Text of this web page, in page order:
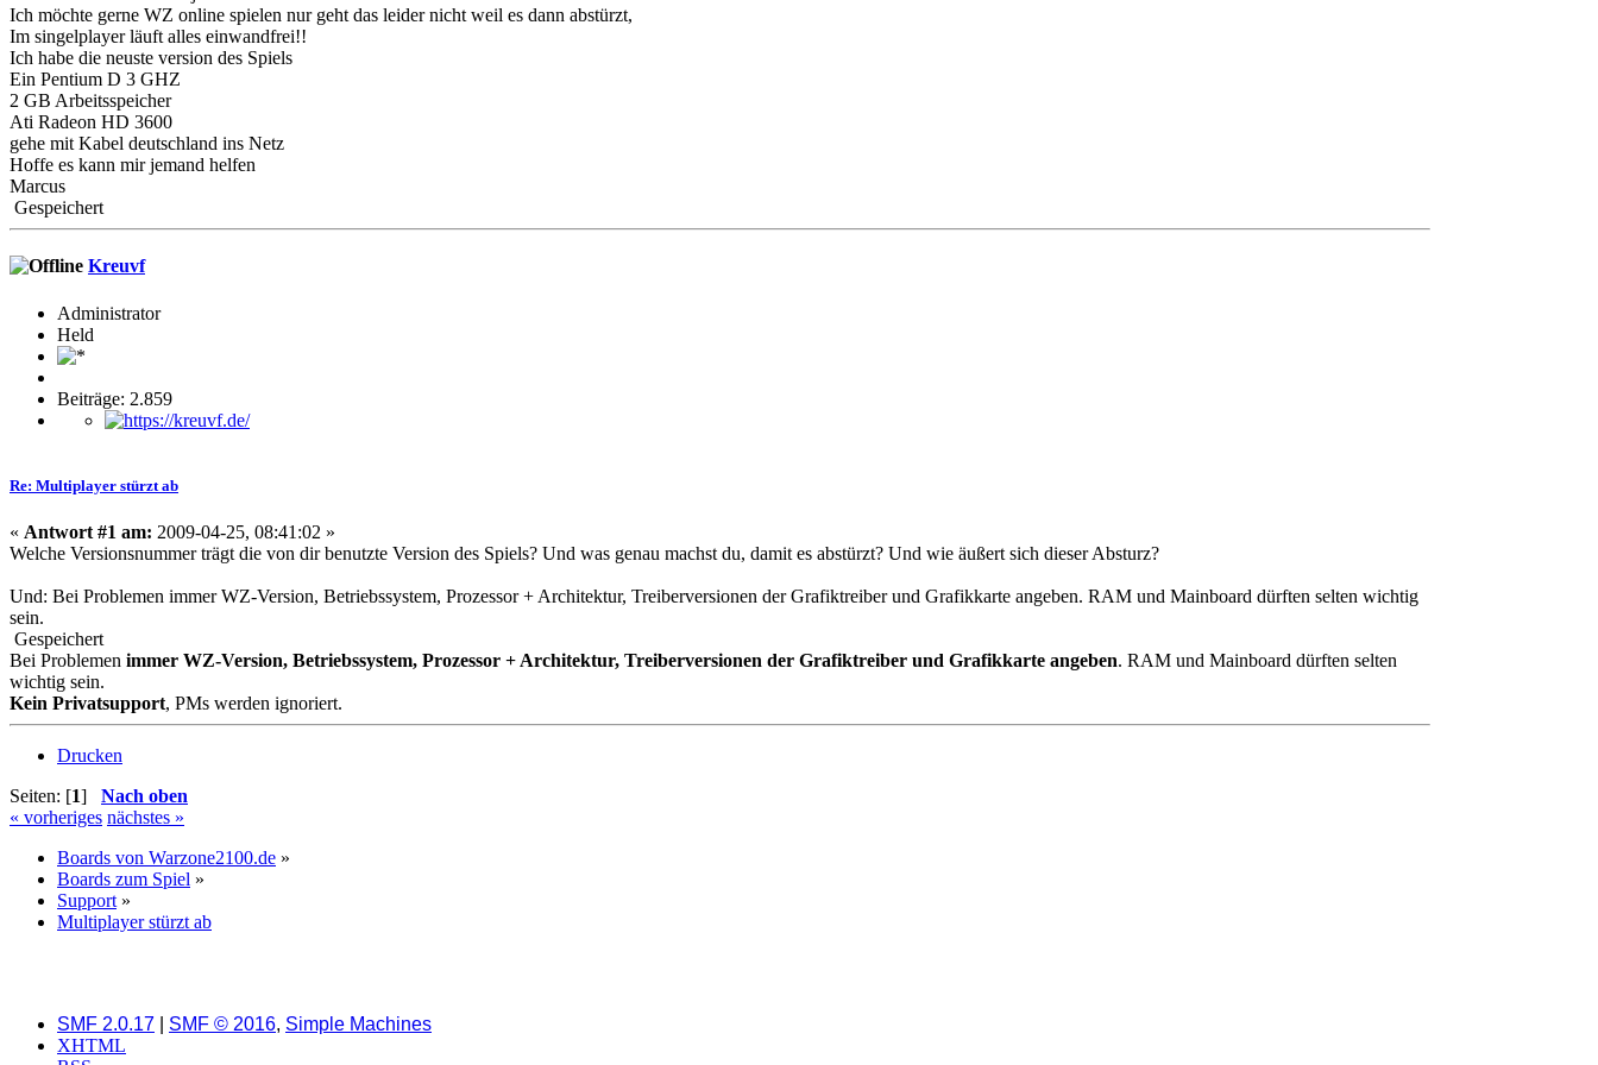
Ich möchte gerne WZ online spielen nur geht das leider nicht weil es dann abstürzt,
Im singelplayer läuft alles einwandfrei!!
Ich habe die neuste version des Spiels
Ein Pentium D 3 GHZ
2 GB Arbeitsspeicher
Ati Radeon HD 3600
gehe mit Kabel deutschland ins Netz
Hoffe es kann mir jemand helfen
Marcus
Gespeichert
Kreuvf
Administrator
Held
Beiträge: 2.859
Re: Multiplayer stürzt ab
« Antwort #1 am: 2009-04-25, 08:41:02 »
Welche Versionsnummer trägt die von dir benutzte Version des Spiels? Und was genau machst du, damit es abstürzt? Und wie äußert sich dieser Absturz?
Und: Bei Problemen immer WZ-Version, Betriebssystem, Prozessor + Architektur, Treiberversionen der Grafiktreiber und Grafikkarte angeben. RAM und Mainboard dürften selten wichtig
sein.
Gespeichert
Bei Problemen immer WZ-Version, Betriebssystem, Prozessor + Architektur, Treiberversionen der Grafiktreiber und Grafikkarte angeben. RAM und Mainboard dürften selten
wichtig sein.
Kein Privatsupport, PMs werden ignoriert.
Drucken
Seiten: [1] Nach oben
« vorheriges nächstes »
Boards von Warzone2100.de »
Boards zum Spiel »
Support »
Multiplayer stürzt ab
SMF 2.0.17 SMF © 2016, Simple Machines
XHTML